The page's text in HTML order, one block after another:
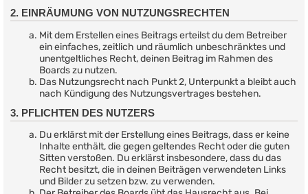
2. EINRÄUMUNG VON NUTZUNGSRECHTEN
Mit dem Erstellen eines Beitrags erteilst du dem Betreiber
ein einfaches, zeitlich und räumlich unbeschränktes und
unentgeltliches Recht, deinen Beitrag im Rahmen des
Boards zu nutzen.
Das Nutzungsrecht nach Punkt 2, Unterpunkt a bleibt auch
nach Kündigung des Nutzungsvertrages bestehen.
3. PFLICHTEN DES NUTZERS
Du erklärst mit der Erstellung eines Beitrags, dass er keine
Inhalte enthält, die gegen geltendes Recht oder die guten
Sitten verstoßen. Du erklärst insbesondere, dass du das
Recht besitzt, die in deinen Beiträgen verwendeten Links
und Bilder zu setzen bzw. zu verwenden.